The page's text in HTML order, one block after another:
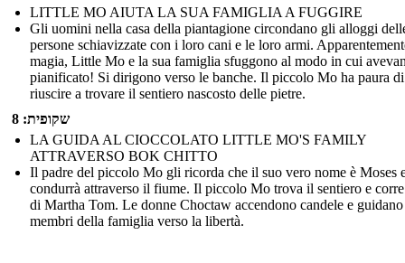
LITTLE MO AIUTA LA SUA FAMIGLIA A FUGGIRE
Gli uomini nella casa della piantagione circondano gli alloggi
persone schiavizzate con i loro cani e le loro armi.
magia, Little Mo e la sua famiglia sfuggono al modo in cui
pianificato! Si dirigono verso le banche. Il piccolo Mo ha paura
riuscire a trovare il sentiero nascosto delle pietre.
שקופית: 8
LA GUIDA AL CIOCCOLATO LITTLE MO'S FAMILY
ATTRAVERSO BOK CHITTO
Il padre del piccolo Mo gli ricorda che il suo vero nome è Moses
condurrà attraverso il fiume. Il piccolo Mo trova il sentiero e corre
di Martha Tom. Le donne Choctaw accendono candele e guidano
membri della famiglia verso la libertà.